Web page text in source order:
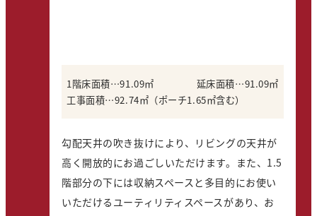
1階床面積…91.09㎡
延床面積…91.09㎡
工事面積…92.74㎡（ポーチ1.65㎡含む）
勾配天井の吹き抜けにより、リビングの天井が
高く開放的にお過ごしいただけます。また、1.5
階部分の下には収納スペースと多目的にお使い
いただけるユーティリティスペースがあり、お